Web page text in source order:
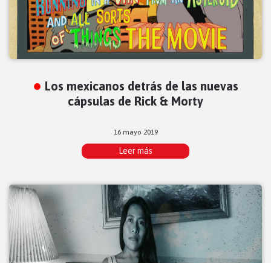
Los mexicanos detrás de las nuevas
cápsulas de Rick & Morty
16 mayo 2019
Leer más